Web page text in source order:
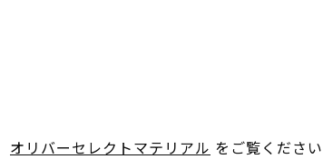
オリバーセレクトマテリアル をご覧くださ